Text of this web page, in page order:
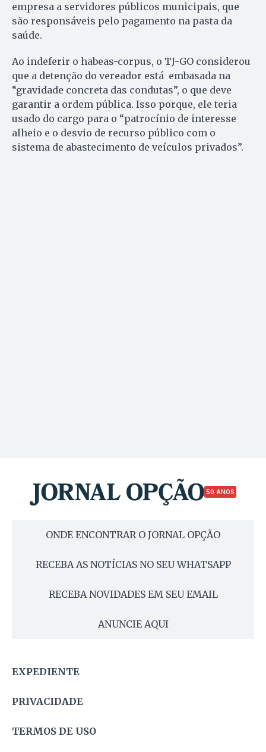
empresa a servidores públicos municipais, que
são responsáveis pelo pagamento na pasta da
saúde.
Ao indeferir o habeas-corpus, o TJ-GO considerou
que a detenção do vereador está embasada na
“gravidade concreta das condutas”, o que deve
garantir a ordem pública. Isso porque, ele teria
usado do cargo para o “patrocínio de interesse
alheio e o desvio de recurso público com o
sistema de abastecimento de veículos privados”.
50 ANOS
ONDE ENCONTRAR O JORNAL OPÇÃO
RECEBA AS NOTÍCIAS NO SEU WHATSAPP
RECEBA NOVIDADES EM SEU EMAIL
ANUNCIE AQUI
EXPEDIENTE
PRIVACIDADE
TERMOS DE USO